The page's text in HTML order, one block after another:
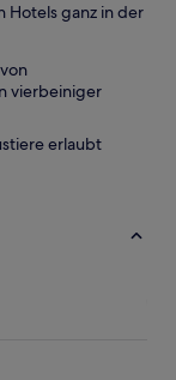
Hotels ganz in der
vierbeiniger
erlaubt